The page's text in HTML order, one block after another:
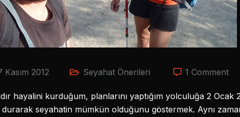
Kasım 2012 Seyahat Önerileri 1 Comment
hayalini kurduğum, planlarını yaptığım yolculuğa 2 Ocak
durarak seyahatin mümkün olduğunu göstermek. Aynı